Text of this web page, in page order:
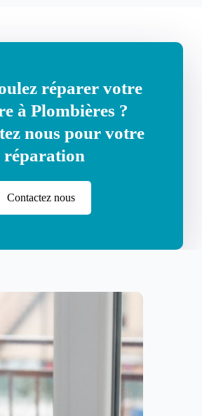
réparer votre
à Plombières ?
nous pour votre
réparation
Contactez nous